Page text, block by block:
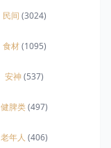
民间 (3024)
食材(1095)
安神(537)
健脾类(497)
老年人 (406)